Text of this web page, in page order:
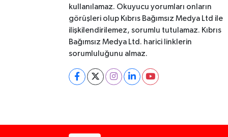
kullanılamaz. Okuyucu yorumları onların
görüşleri olup Kıbrıs Bağımsız Medya Ltd ile
ilişkilendirilemez, sorumlu tutulamaz. Kıbrıs
Bağımsız Medya Ltd. harici linklerin
sorumluluğunu almaz.